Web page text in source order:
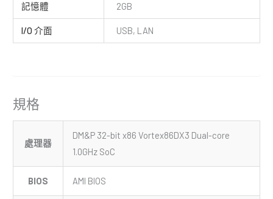
記憶體 2GB
I/O 介面 USB, LAN
規格
處理器
DM&P 32-bit x86 Vortex86DX3 Dual-core
1.0GHz SoC
BIOS AMI BIOS